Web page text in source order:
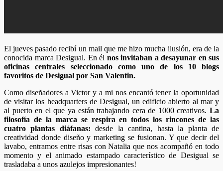
El jueves pasado recibí un mail que me hizo mucha ilusión, era de la
conocida marca Desigual. En él nos invitaban a desayunar en sus
oficinas centrales seleccionado como uno de los 10 blogs
favoritos de Desigual por San Valentin.
Como diseñadores a Victor y a mi nos encantó tener la oportunidad
de visitar los headquarters de Desigual, un edificio abierto al mar y
al puerto en el que ya están trabajando cera de 1000 creativos. La
filosofía de la marca se respira en todos los rincones de las
cuatro plantas diáfanas: desde la cantina, hasta la planta de
creatividad donde diseño y marketing se fusionan. Y que decir del
lavabo, entramos entre risas con Natalia que nos acompañó en todo
momento y el animado estampado característico de Desigual se
trasladaba a unos azulejos impresionantes!